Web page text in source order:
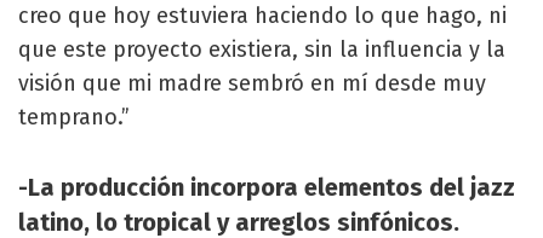
creo que hoy estuviera haciendo lo que hago, ni
que este proyecto existiera, sin la influencia y la
visión que mi madre sembró en mí desde muy
temprano.”
-La producción incorpora elementos del jazz
latino, lo tropical y arreglos sinfónicos.